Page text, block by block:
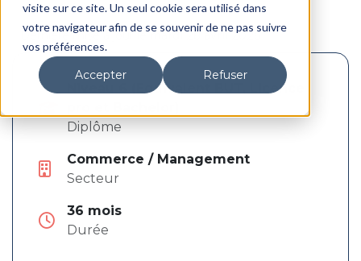
visite sur ce site. Un seul cookie sera utilisé dans
votre navigateur afin de se souvenir de ne pas suivre
vos préférences.
Accepter Refuser
de la Loire
Dernière mise à jour lemardi 28 avril 2026
Niveau 6 (Equivalent BUT, Licence
Diplôme
Commerce / Management
Secteur
36 mois
Durée